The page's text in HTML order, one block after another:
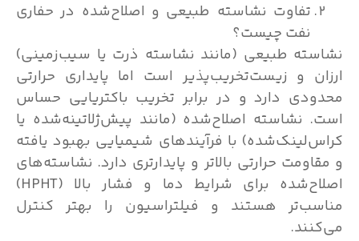
تفاوت نشاسته طبیعی و اصلاح‌شده در حفاری
نفت چیست؟
طبیعی (مانند نشاسته ذرت یا سیب‌زمینی)
و زیست‌تخریب‌پذیر است اما پایداری حرارتی
دارد و در برابر تخریب باکتریایی حساس
نشاسته اصلاح‌شده (مانند پیش‌ژلاتینه‌شده یا
با فرآیندهای شیمیایی بهبود یافته
حرارتی بالاتر و پایدارتری دارد. نشاسته‌های
اصلاح‌شده برای شرایط دما و فشار بالا (HPHT)
هستند و فیلتراسیون را بهتر کنترل